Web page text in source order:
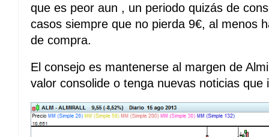
que es peor aun , un periodo quizás de
casos siempre que no pierda 9€, al menos
de compra.
El consejo es mantenerse al margen de
valor consolide o tenga nuevas noticias que